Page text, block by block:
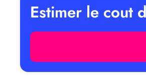
Estimer le cout